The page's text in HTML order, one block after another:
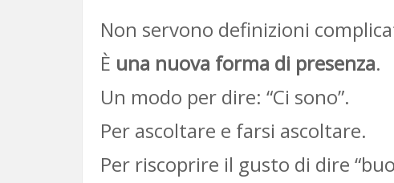
Non servono definizioni
È una nuova forma di presenza.
Un modo per dire: “Ci sono”.
Per ascoltare e farsi ascoltare.
Per riscoprire il gusto di dire